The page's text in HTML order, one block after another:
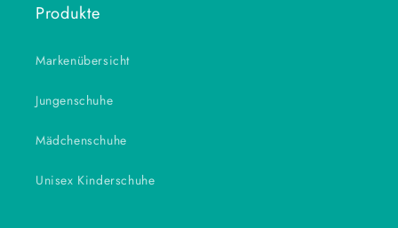
Produkte
Markenübersicht
Jungenschuhe
Mädchenschuhe
Unisex Kinderschuhe